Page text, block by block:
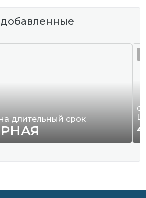
длительный срок